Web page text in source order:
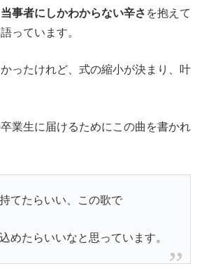
当事者にしかわからない辛さ を抱えて
っています。
ったけれど、式の縮小が決まり、叶
業生に届けるためにこの曲を書かれ
てたらいい、この歌で
めたらいいなと思っています。